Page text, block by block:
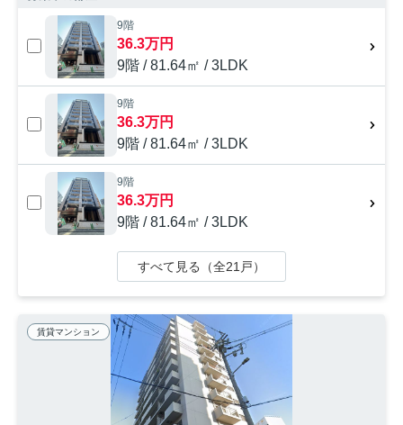
9階
36.3万円
9階 / 81.64㎡ / 3LDK
9階
36.3万円
9階 / 81.64㎡ / 3LDK
9階
36.3万円
9階 / 81.64㎡ / 3LDK
すべて見る（全21戸）
賃貸マンション